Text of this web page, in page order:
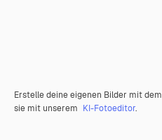
Erstelle deine eigenen Bilder mit dem
sie mit unserem KI-Fotoeditor.